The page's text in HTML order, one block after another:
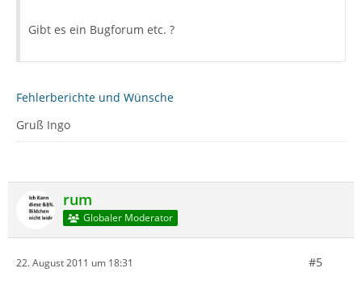
Gibt es ein Bugforum etc. ?
Fehlerberichte und Wünsche
Gruß Ingo
rum
Globaler Moderator
22. August 2011 um 18:31 #5